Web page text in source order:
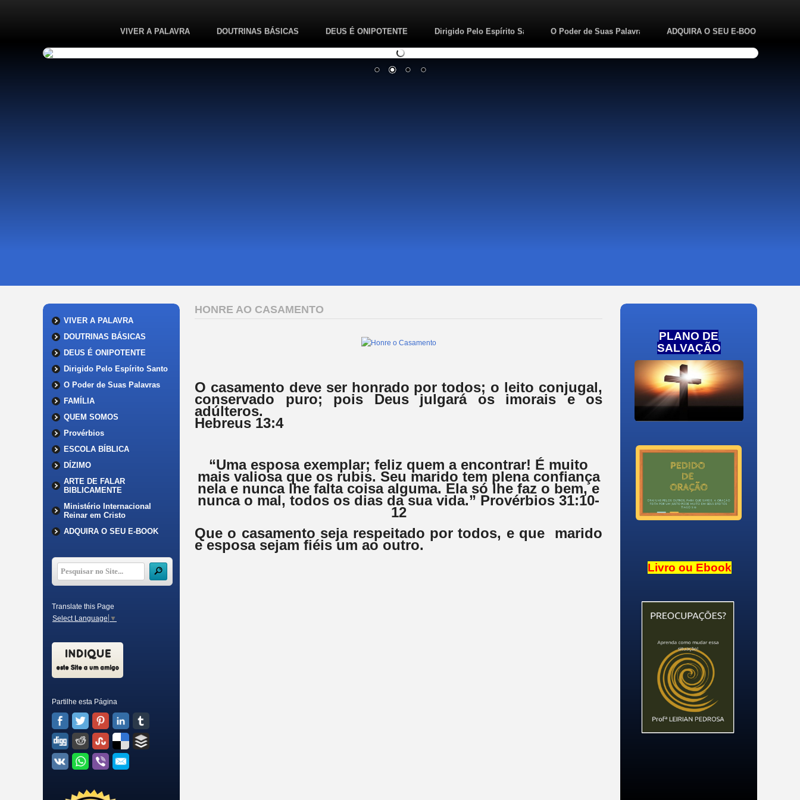
VIVER A PALAVRA DOUTRINAS BÁSICAS DEUS É ONIPOTENTE Dirigido Pelo Espírito Santo O Poder de Suas Palavras ADQUIRA O SEU E-BOOK
VIVER A PALAVRA
DOUTRINAS BÁSICAS
DEUS É ONIPOTENTE
Dirigido Pelo Espírito Santo
O Poder de Suas Palavras
FAMÍLIA
QUEM SOMOS
Provérbios
ESCOLA BÍBLICA
DÍZIMO
ARTE DE FALAR
BIBLICAMENTE
Ministério Internacional
Reinar em Cristo
ADQUIRA O SEU E-BOOK
Translate this Page
Select Language ▼
Partilhe esta Página
HONRE AO CASAMENTO
O casamento deve ser honrado por todos; o leito conjugal,
conservado puro; pois Deus julgará os imorais e os
adúlteros.
Hebreus 13:4
“Uma esposa exemplar; feliz quem a encontrar! É muito
mais valiosa que os rubis. Seu marido tem plena confiança
nela e nunca lhe falta coisa alguma. Ela só lhe faz o bem, e
nunca o mal, todos os dias da sua vida.” Provérbios 31:10-
12
Que o casamento seja respeitado por todos, e que marido
e esposa sejam fiéis um ao outro.
PLANO DE
SALVAÇÃO
Livro ou Ebook